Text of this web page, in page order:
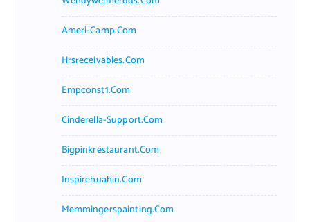
Ameri-Camp.com
Hrsreceivables.com
Empconst1.com
Cinderella-Support.com
Bigpinkrestaurant.com
Inspirehuahin.com
Memmingerspainting.com